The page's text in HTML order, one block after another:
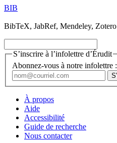
BIB
BibTeX, JabRef, Mendeley, Zotero
S’inscrire à l’infolettre d’Érudit
Abonnez-vous à notre infolettre :
À propos
Aide
Accessibilité
Guide de recherche
Nous contacter